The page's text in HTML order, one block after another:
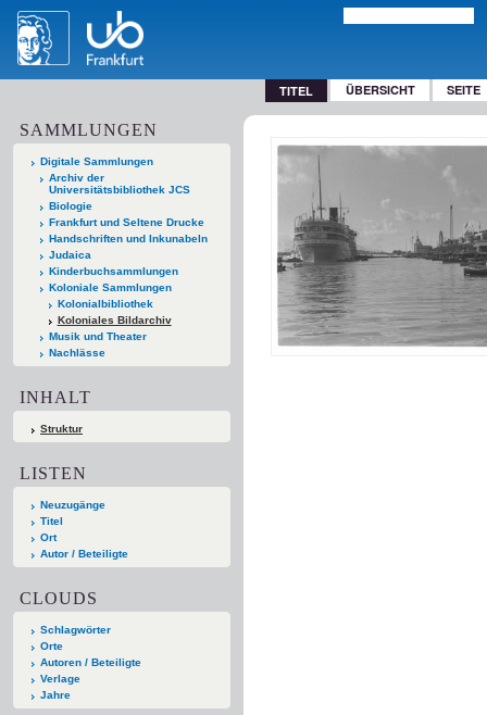
TITEL ÜBERSICHT SEITE
SAMMLUNGEN
Digitale Sammlungen
Archiv der
Universitätsbibliothek JCS
Biologie
Frankfurt und Seltene Drucke
Handschriften und Inkunabeln
Judaica
Kinderbuchsammlungen
Koloniale Sammlungen
Kolonialbibliothek
Koloniales Bildarchiv
Musik und Theater
Nachlässe
INHALT
Struktur
LISTEN
Neuzugänge
Titel
Ort
Autor / Beteiligte
CLOUDS
Schlagwörter
Orte
Autoren / Beteiligte
Verlage
Jahre